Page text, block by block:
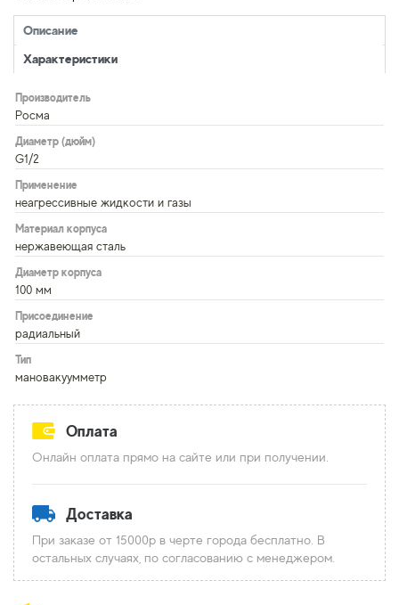
Описание
Характеристики
Производитель
Росма
Диаметр (дюйм)
G1/2
Применение
неагрессивные жидкости и газы
Материал корпуса
нержавеющая сталь
Диаметр корпуса
100 мм
Присоединение
радиальный
Тип
мановакуумметр
Оплата
Онлайн оплата прямо на сайте или при получении.
Доставка
При заказе от 15000р в черте города бесплатно. В
остальных случаях, по согласованию с менеджером.